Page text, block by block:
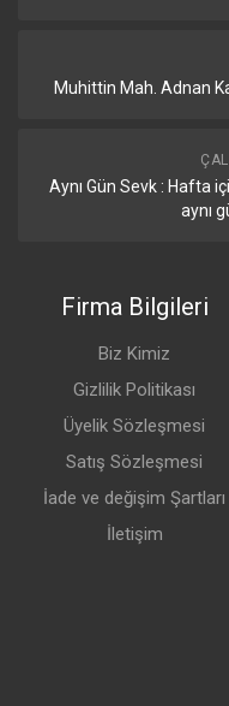
Muhittin Mah. Adnan
Aynı Gün Sevk : Hafta
aynı
Firma Bilgileri
Biz Kimiz
Gizlilik Politikası
Üyelik Sözleşmesi
Satış Sözleşmesi
İade ve değişim Şartları
İletişim